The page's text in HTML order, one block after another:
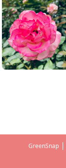
GreenSnap